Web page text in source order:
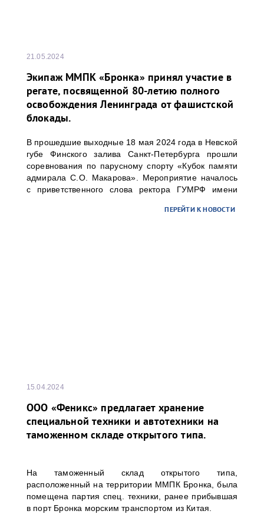
21.05.2024
Экипаж ММПК «Бронка» принял участие в
регате, посвященной 80-летию полного
освобождения Ленинграда от фашистской
блокады.
В прошедшие выходные 18 мая 2024 года в Невской
губе Финского залива Санкт-Петербурга прошли
соревнования по парусному спорту «Кубок памяти
адмирала С.О. Макарова». Мероприятие началось
с приветственного слова ректора ГУМРФ имени
Олеговича. Торжественное открытие
ПЕРЕЙТИ К НОВОСТИ
15.04.2024
ООО «Феникс» предлагает хранение
специальной техники и автотехники на
таможенном складе открытого типа.
На таможенный склад открытого типа,
расположенный на территории ММПК Бронка, была
помещена партия спец. техники, ранее прибывшая
в порт Бронка морским транспортом из Китая.